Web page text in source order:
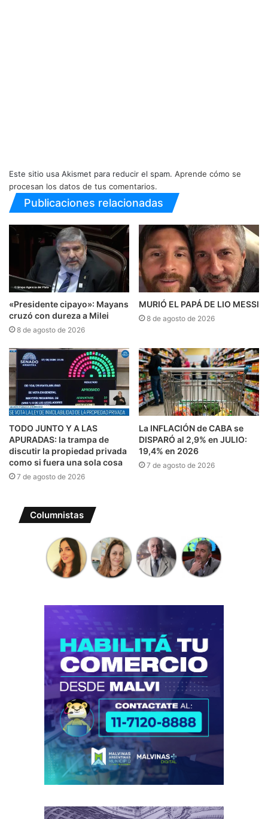
Este sitio usa Akismet para reducir el spam. Aprende cómo se
procesan los datos de tus comentarios.
Publicaciones relacionadas
«Presidente cipayo»: Mayans
cruzó con dureza a Milei
8 de agosto de 2026
MURIÓ EL PAPÁ DE LIO MESSI
8 de agosto de 2026
TODO JUNTO Y A LAS
APURADAS: la trampa de
discutir la propiedad privada
como si fuera una sola cosa
7 de agosto de 2026
La INFLACIÓN de CABA se
DISPARÓ al 2,9% en JULIO:
19,4% en 2026
7 de agosto de 2026
Columnistas